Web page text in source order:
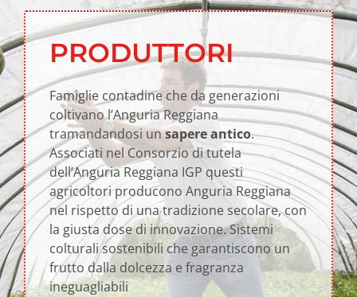
PRODUTTORI
Famiglie contadine che da generazioni
coltivano l’Anguria Reggiana
tramandandosi unsapere antico.
Associati nel Consorzio di tutela
dell’Anguria Reggiana IGP questi
agricoltori producono Anguria Reggiana
nel rispetto di una tradizione secolare, con
la giusta dose di innovazione. Sistemi
colturali sostenibili che garantiscono un
frutto dalla dolcezza e fragranza
ineguagliabili